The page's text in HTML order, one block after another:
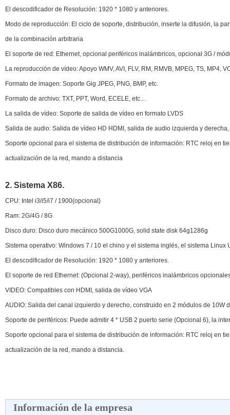
El descodificador de Resolución: 1920 * 1080 y anteriores.
Modo de reproducción: El ciclo de soporte, distribución, inserte la difusión, la
de la combinación arbitraria
El soporte de red: Ethernet, opcional periféricos inalámbricos, opcional 3G /
La reproducción de vídeo: Apoyo WMV, AVI, FLV, RM, RMVB, MPEG, TS, MP4,
Formato de imagen: Soporte Gig JPEG, PNG, BMP, etc.
Formato de archivo: TXT, PPT, Word, ECELE, etc...
La salida de vídeo: Soporte de salida de vídeo en formato LVDS
Salida de audio: Salida de vídeo HD HDMI, salida de audio izquierda y
Soporte opcional para el sistema de distribución de información: RTC reloj en
actualización de la red, mando a distancia
2. Sistema X86.
CPU: Intel i3/i5/i7 / 1900(opcional)
Ram: 2G/4G / 8G
Disco duro: Disco duro mecánico 500G1000G, solid state disk 64g1286g
Sistema operativo: Windows 7 / 10 el chino y el sistema inglés, el sistema Linux
El descodificador de Resolución: 1920 * 1080 y anteriores.
El soporte de red Ethernet: (Opcional 2-way), periféricos inalámbricos
VIDEO: Compatibles con HDMI, salida de vídeo VGA
AUDIO: Salida del canal izquierdo y derecho, construido en 2 módulos de 10W
Soporte de periféricos: Puede admitir 4 * USB 2 puerto serie (Opcional 6), la
Soporte opcional para el sistema de distribución de información: RTC reloj en
actualización de la red, mando a distancia.
Información de la empresa